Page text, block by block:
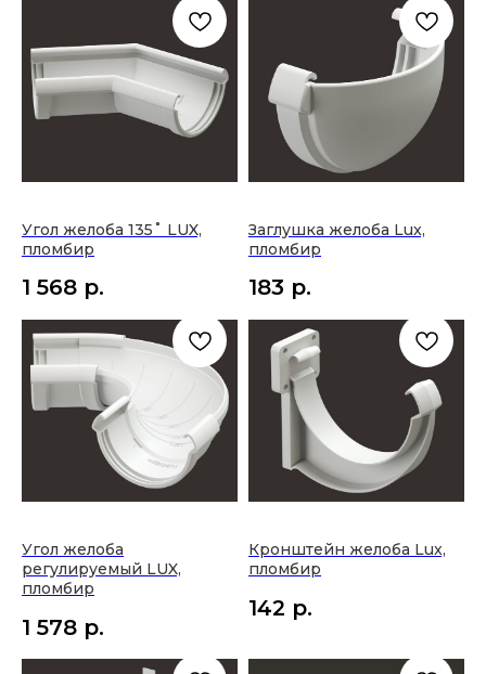
Угол желоба 135˚ LUX,
пломбир
1 568 р.
Заглушка желоба Lux,
пломбир
183 р.
Угол желоба
регулируемый LUX,
пломбир
1 578 р.
Кронштейн желоба Lux,
пломбир
142 р.
Покупателю
Доставка и оплата
Акции и скидки
Каталог
Стеновые покрытия
Напольные покрытия
Строительство
Производители
О компании
Проекты
Отзывы
Шоурум
Контакты
+7 (903) 511-88-14
+7 (495) 642-12-77
str-basset@mail.ru
МО, Одинцовский р-н,
материалы", 1 этаж, место
А-36
2023 © Basset